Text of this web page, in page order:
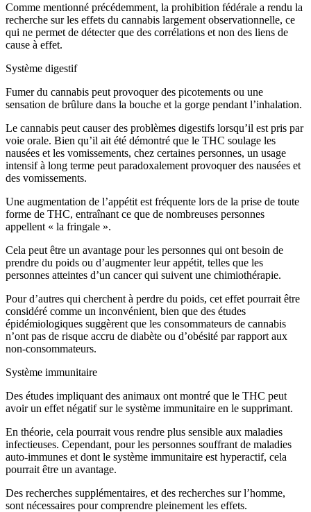
Comme mentionné précédemment, la prohibition fédérale a rendu la
recherche sur les effets du cannabis largement observationnelle, ce
qui ne permet de détecter que des corrélations et non des liens de
cause à effet.
Système digestif
Fumer du cannabis peut provoquer des picotements ou une
sensation de brûlure dans la bouche et la gorge pendant l’inhalation.
Le cannabis peut causer des problèmes digestifs lorsqu’il est pris par
voie orale. Bien qu’il ait été démontré que le THC soulage les
nausées et les vomissements, chez certaines personnes, un usage
intensif à long terme peut paradoxalement provoquer des nausées et
des vomissements.
Une augmentation de l’appétit est fréquente lors de la prise de toute
forme de THC, entraînant ce que de nombreuses personnes
appellent « la fringale ».
Cela peut être un avantage pour les personnes qui ont besoin de
prendre du poids ou d’augmenter leur appétit, telles que les
personnes atteintes d’un cancer qui suivent une chimiothérapie.
Pour d’autres qui cherchent à perdre du poids, cet effet pourrait être
considéré comme un inconvénient, bien que des études
épidémiologiques suggèrent que les consommateurs de cannabis
n’ont pas de risque accru de diabète ou d’obésité par rapport aux
non-consommateurs.
Système immunitaire
Des études impliquant des animaux ont montré que le THC peut
avoir un effet négatif sur le système immunitaire en le supprimant.
En théorie, cela pourrait vous rendre plus sensible aux maladies
infectieuses. Cependant, pour les personnes souffrant de maladies
auto-immunes et dont le système immunitaire est hyperactif, cela
pourrait être un avantage.
Des recherches supplémentaires, et des recherches sur l’homme,
sont nécessaires pour comprendre pleinement les effets.